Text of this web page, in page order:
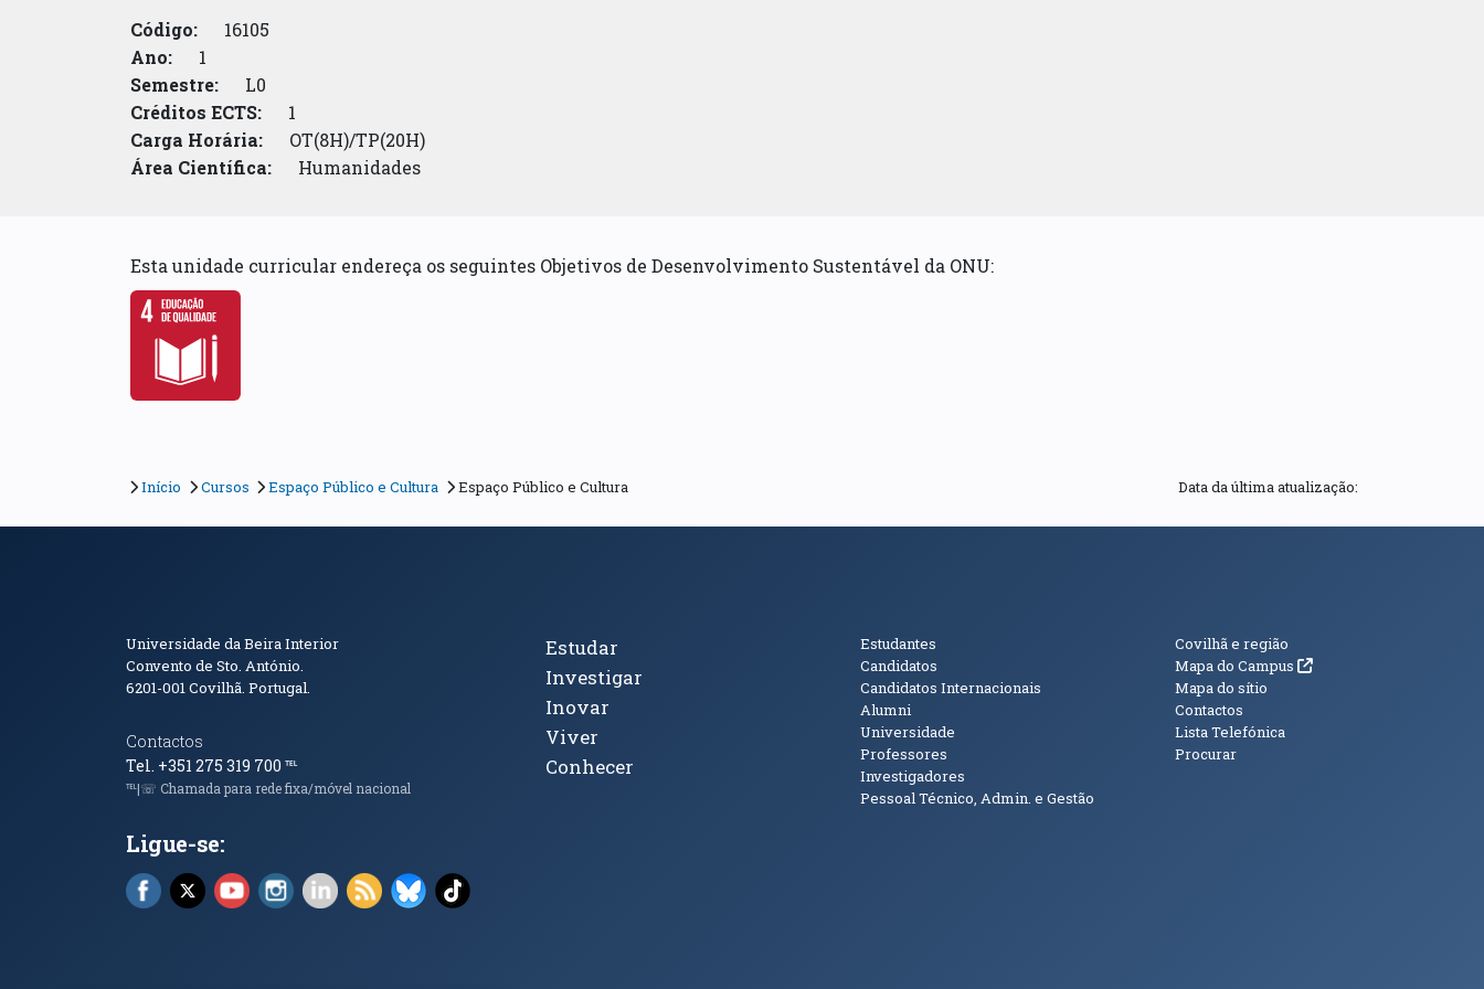
Código:
16105
Ano:
1
Semestre:
L0
Créditos ECTS:
1
Carga Horária:
OT(8H)/TP(20H)
Área Científica:
Humanidades
Esta unidade curricular endereça os seguintes Objetivos de Desenvolvimento Sustentável da ONU:
Início Cursos Espaço Público e Cultura Espaço Público e Cultura Data da última atualização:
Informações de Contacto
Universidade da Beira Interior
Convento de Sto. António.
6201-001Covilhã. Portugal.
Contactos
Tel. +351 275 319 700 ℡
℡|☏ Chamada para rede fixa/móvel nacional
Ligue-se:
Facebook (abre em nova janela)
X (abre em nova janela)
YouTube (abre em nova janela)
Instagram (abre em nova janela)
LinkedIn (abre em nova janela)
RSS (abre em nova janela)
Bluesky (abre em nova janela)
TikTok (abre em nova janela)
Tópicos Principais
Estudar
Investigar
Inovar
Viver
Conhecer
Públicos
Estudantes
Candidatos
Candidatos Internacionais
Alumni
Universidade
Professores
Investigadores
Pessoal Técnico, Admin. e Gestão
Informações
Covilhã e região
Mapa do Campus (abre em nova janela)
Mapa do sítio
Contactos
Lista Telefónica
Procurar